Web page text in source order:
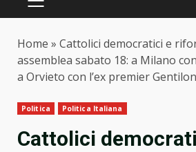
PRIMARY
Home » Cattolici democratici e
assemblea sabato 18: a Milano
a Orvieto con l’ex premier
Politica Politica Italiana
Cattolici